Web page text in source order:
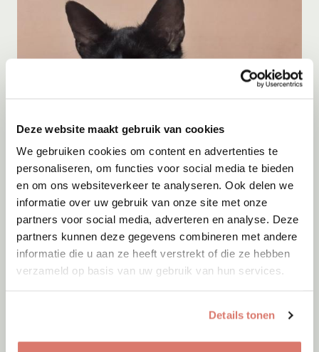
Deze website maakt gebruik van cookies
We gebruiken cookies om content en advertenties te
personaliseren, om functies voor social media te bieden
en om ons websiteverkeer te analyseren. Ook delen we
informatie over uw gebruik van onze site met onze
partners voor social media, adverteren en analyse. Deze
partners kunnen deze gegevens combineren met andere
informatie die u aan ze heeft verstrekt of die ze hebben
verzameld op basis van uw gebruik van hun services.
Details tonen
Adoptie07-08-2026
Cyka
Onesti